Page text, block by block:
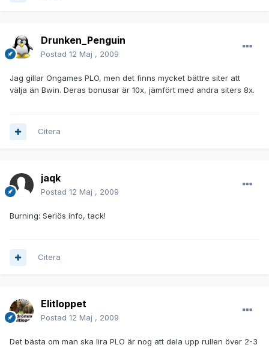
Drunken_Penguin
Postad 12 Maj , 2009
Jag gillar Ongames PLO, men det finns mycket bättre siter att
välja än Bwin. Deras bonusar är 10x, jämfört med andra siters 8x.
Citera
jaqk
Postad 12 Maj , 2009
Burning: Seriös info, tack!
Citera
Elitloppet
Postad 12 Maj , 2009
Det bästa om man ska lira PLO är nog att dela upp rullen över 2-3